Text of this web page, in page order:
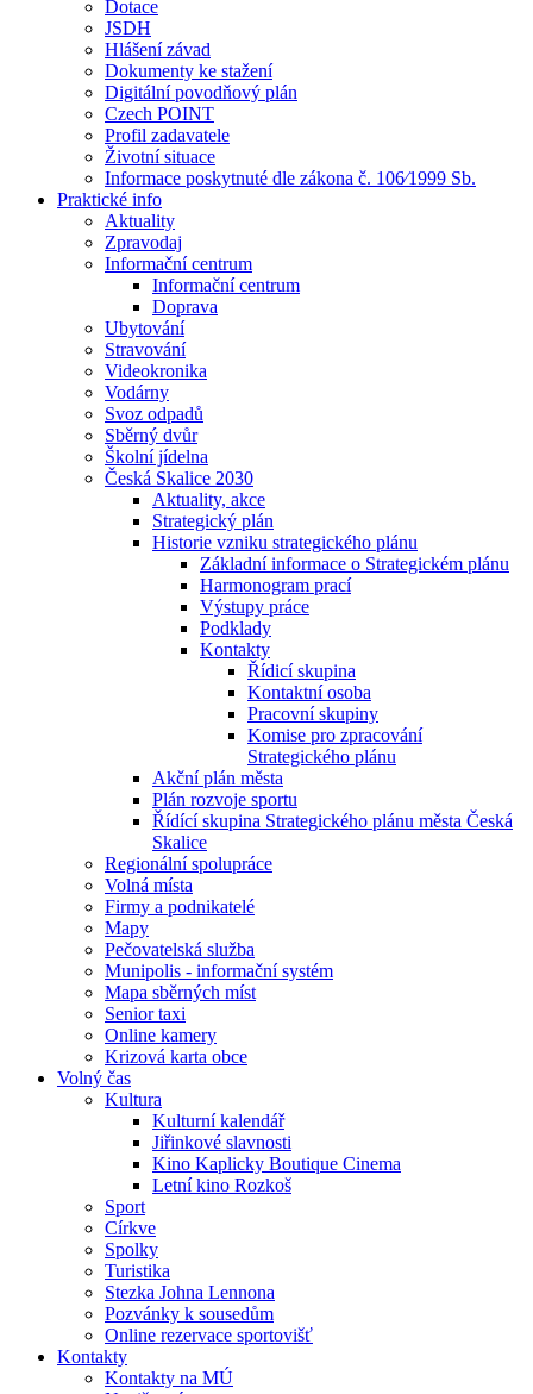
Dotace
JSDH
Hlášení závad
Dokumenty ke stažení
Digitální povodňový plán
Czech POINT
Profil zadavatele
Životní situace
Informace poskytnuté dle zákona č. 106⁄1999 Sb.
Praktické info
Aktuality
Zpravodaj
Informační centrum
Informační centrum
Doprava
Ubytování
Stravování
Videokronika
Vodárny
Svoz odpadů
Sběrný dvůr
Školní jídelna
Česká Skalice 2030
Aktuality, akce
Strategický plán
Historie vzniku strategického plánu
Základní informace o Strategickém plánu
Harmonogram prací
Výstupy práce
Podklady
Kontakty
Řídicí skupina
Kontaktní osoba
Pracovní skupiny
Komise pro zpracování
Strategického plánu
Akční plán města
Plán rozvoje sportu
Řídící skupina Strategického plánu města Česká
Skalice
Regionální spolupráce
Volná místa
Firmy a podnikatelé
Mapy
Pečovatelská služba
Munipolis - informační systém
Mapa sběrných míst
Senior taxi
Online kamery
Krizová karta obce
Volný čas
Kultura
Kulturní kalendář
Jiřinkové slavnosti
Kino Kaplicky Boutique Cinema
Letní kino Rozkoš
Sport
Církve
Spolky
Turistika
Stezka Johna Lennona
Pozvánky k sousedům
Online rezervace sportovišť
Kontakty
Kontakty na MÚ